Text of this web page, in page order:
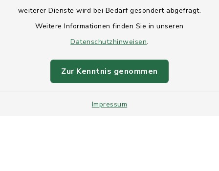
weiterer Dienste wird bei Bedarf gesondert abgefragt.
Weitere Informationen finden Sie in unseren
Datenschutzhinweisen.
Zur Kenntnis genommen
Impressum
Datenschutz
Sitemap
Intranet